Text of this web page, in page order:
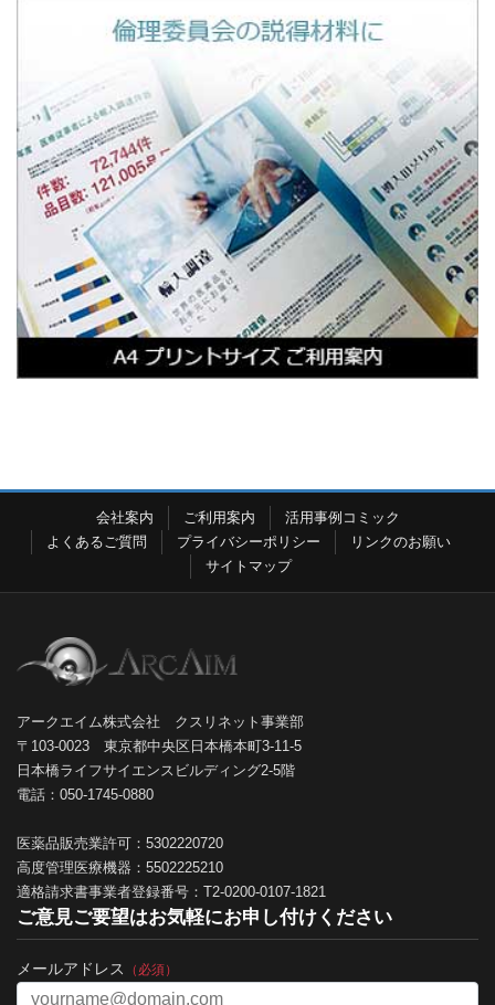
会社案内 ご利用案内
活用事例コミック
よくあるご質問
プライバシーポリシー
リンクのお願い
サイトマップ
アークエイム株式会社 クスリネット事業部
〒103-0023 東京都中央区日本橋本町3-11-5
日本橋ライフサイエンスビルディング2-5階
電話：050-1745-0880
医薬品販売業許可：5302220720
高度管理医療機器：5502225210
適格請求書事業者登録番号：T2-0200-0107-1821
ご意見ご要望はお気軽にお申し付けください
メールアドレス （必須）